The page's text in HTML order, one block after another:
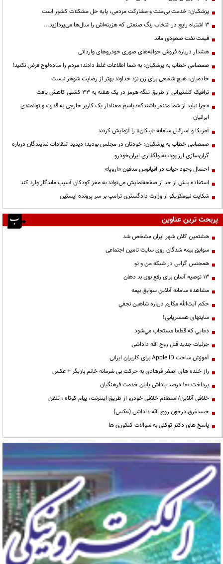
پزشکیان: خدمت بی‌منت و مشارکت مردمی، پایه حل مشکلات کشور است
3 اشتباه رایج در انتخاب رنگ صنعتی که هزینه‌اش را سال‌ها می‌پردازید...
قیمت نفت صعودی ماند
هشدار درباره فروش حواله‌های صوری خودروهای وارداتی
صمصامی خطاب به پزشکیان: به شما اطلاعات غلط دادند؛ مردم را ساده‌لوح فرض نکنید!
خادمیان: هیچ شفیعی برای زن نزد خداوند بهتر از رضایت شوهر نیست
ترافیک کشتیرانی از طریق تنگه هرمز در یک هفته به ۳۳ کشتی کاهش یافت
«چرا نباید از شما متنفر باشند؟»؛ پاسخ معنادار یک کاربر خارجی به قدرت و توانمندی
ایرانیان
آمریکا و اسرائیل سامانه «پیکان» را آزمایش کردند
صمصامی خطاب به پزشکیان: خودتان در مجلس بودید؛ دیدید انتقادات نمایندگان درباره
گران‌سازی ارز بود، نه واگذاری ایران‌خودرو
احتمال وجود حیات در اقیانوس مدفون «اروپا»
استفاده بیش از حد از صفحه‌نمایش می‌تواند به مغز کودکان آسیب ماندگار وارد کند
شکایت نیومکزیکو از وزارت دادگستری ترامپ بر سر پرونده اپستین
پربحث ترین عناوین
هشتمین کلان شهر ایران مشخص شد
سوابق بیمه شدگان روی سایت تامین اجتماعی
همجنس گرایی در شبکه من و تو
13 توصیه آسان برای رفع بوی بد دهان
مشاهده سامانه آنلاين سوابق بیمه
حكم آيت‌الله مكارم درباره شاهين نجفي
سایتهای همسریابی!
دعايي كه قطعا مستجاب مي‌شود
جزئیات جدید قتل روح الله داداشی
آموزش ساخت Apple ID برای کاربران ایرانی
راز خنده های اصغر فرهادی به حرکت بی شرمانه خانم بازیگر + عکس
پرداخت ۱۰۰ درصد پاداش پایان خدمت فرهنگیان
خلافی آنلاین/استعلام خلافی خودرو از طریق اینترنت، پیام کوتاه ، تلفن
جسدغرق درخون روح الله داداشی (عکس)
پاسخ های دکتر توکلی به سوالات کنکوری ها